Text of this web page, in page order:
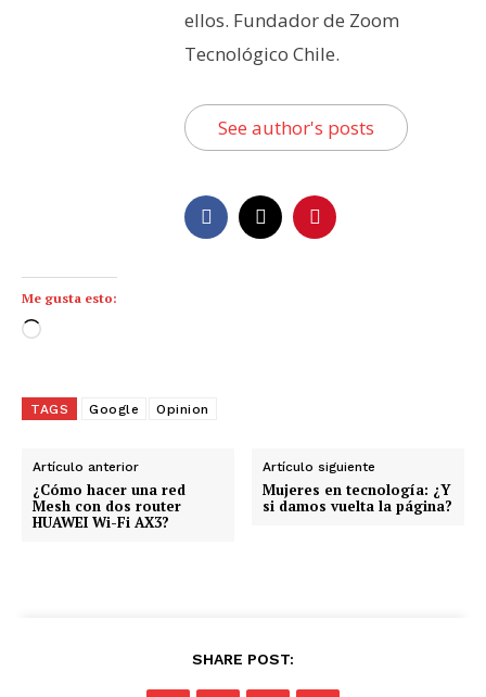
ellos. Fundador de Zoom
Tecnológico Chile.
See author's posts
Me gusta esto:
C
g
n
d
o
TAGS Google Opinion
Artículo anterior
¿Cómo hacer una red
Mesh con dos router
HUAWEI Wi-Fi AX3?
Artículo siguiente
Mujeres en tecnología: ¿Y
si damos vuelta la página?
SHARE POST: